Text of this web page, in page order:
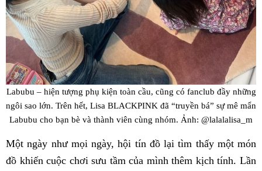
Labubu – hiện tượng phụ kiện toàn cầu, cũng có fanclub đầy những
ngôi sao lớn. Trên hết, Lisa BLACKPINK đã “truyền bá” sự mê mẩn
Labubu cho bạn bè và thành viên cùng nhóm. Ảnh: @lalalalisa_m
Một ngày như mọi ngày, hội tín đồ lại tìm thấy một món
đồ khiến cuộc chơi sưu tầm của mình thêm kịch tính. Lần